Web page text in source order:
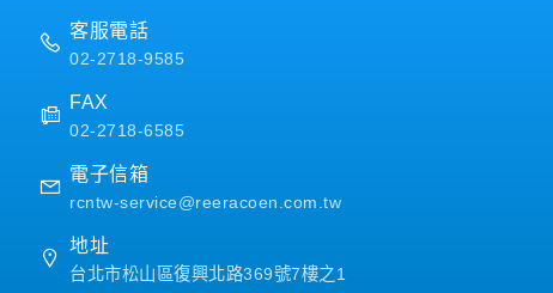
客服電話
02-2718-9585
FAX
02-2718-6585
電子信箱
rcntw-service@reeracoen.com.tw
地址
台北市松山區復興北路369號7樓之1